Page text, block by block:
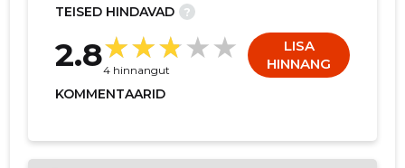
TEISED HINDAVAD ?
2.84 hinnangut
LISA
HINNANG
KOMMENTAARID